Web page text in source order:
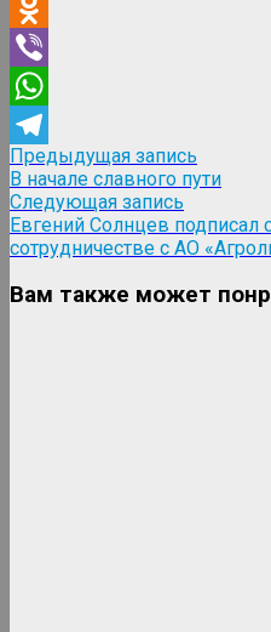
VK
Odnoklassniki
Viber
WhatsApp
Telegram
Навигация
по
записям
Предыдущая запись
запись:
В начале славного пути
Следующая запись
запись:
Евгений Солнцев подписал
сотрудничестве с АО
Вам также может